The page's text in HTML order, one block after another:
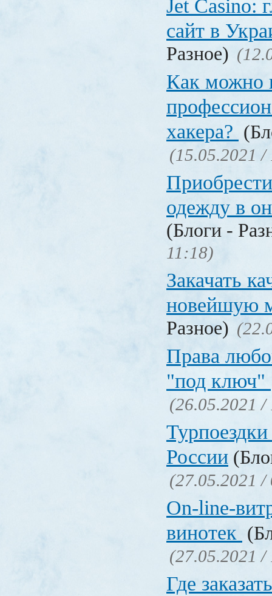
Jet Сasino:
сайт в
Разное)
Как можно
хакера?
(15.05.2021 /
одежду в
(Блоги -
11:18)
Закачать
новейшую
Разное)
Права
"под ключ"
(26.05.2021 /
России
(27.05.2021 /
On-line-
винотек
(27.05.2021 /
Где